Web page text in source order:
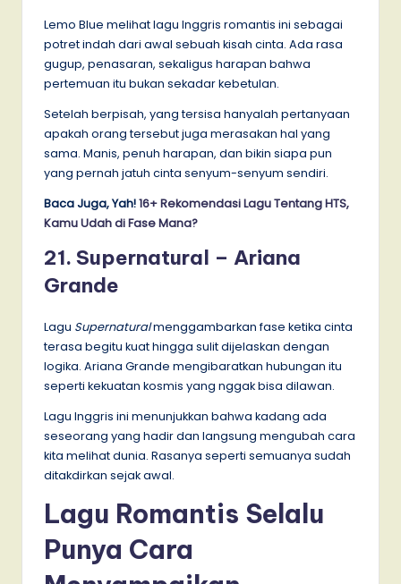
Lemo Blue melihat lagu Inggris romantis ini sebagai
potret indah dari awal sebuah kisah cinta. Ada rasa
gugup, penasaran, sekaligus harapan bahwa
pertemuan itu bukan sekadar kebetulan.
Setelah berpisah, yang tersisa hanyalah pertanyaan
apakah orang tersebut juga merasakan hal yang
sama. Manis, penuh harapan, dan bikin siapa pun
yang pernah jatuh cinta senyum-senyum sendiri.
Baca Juga, Yah!16+ Rekomendasi Lagu Tentang HTS,
Kamu Udah di Fase Mana?
21. Supernatural – Ariana
Grande
Lagu Supernaturalmenggambarkan fase ketika cinta
terasa begitu kuat hingga sulit dijelaskan dengan
logika. Ariana Grande mengibaratkan hubungan itu
seperti kekuatan kosmis yang nggak bisa dilawan.
Lagu Inggris ini menunjukkan bahwa kadang ada
seseorang yang hadir dan langsung mengubah cara
kita melihat dunia. Rasanya seperti semuanya sudah
ditakdirkan sejak awal.
Lagu Romantis Selalu
Punya Cara